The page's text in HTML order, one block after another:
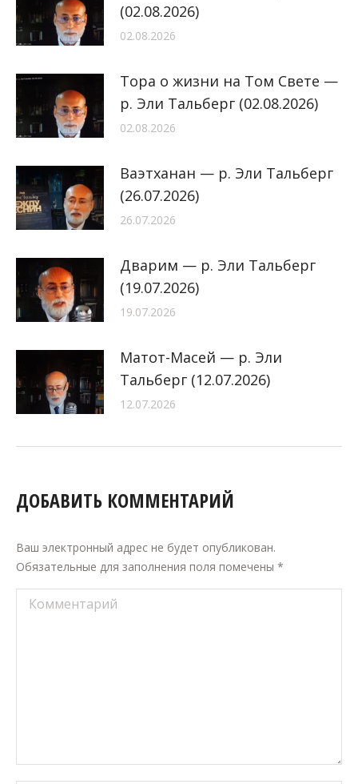
(02.08.2026)
02.08.2026
Тора о жизни на Том Свете —
р. Эли Тальберг (02.08.2026)
02.08.2026
Ваэтханан — р. Эли Тальберг
(26.07.2026)
26.07.2026
Дварим — р. Эли Тальберг
(19.07.2026)
19.07.2026
Матот-Масей — р. Эли
Тальберг (12.07.2026)
12.07.2026
ДОБАВИТЬ КОММЕНТАРИЙ
Ваш электронный адрес не будет опубликован.
Обязательные для заполнения поля помечены *
Комментарий